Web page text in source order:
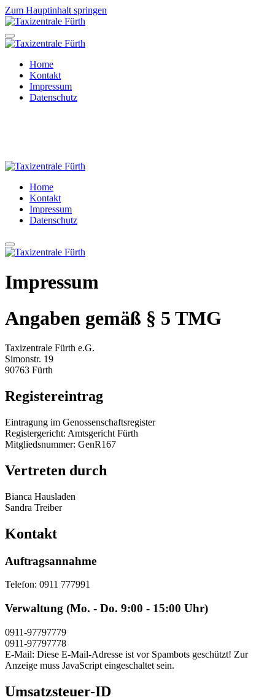
Zum Hauptinhalt springen
Home
Kontakt
Impressum
Datenschutz
Home
Kontakt
Impressum
Datenschutz
Impressum
Angaben gemäß § 5 TMG
Taxizentrale Fürth e.G.
Simonstr. 19
90763 Fürth
Registereintrag
Eintragung im Genossenschaftsregister
Registergericht: Amtsgericht Fürth
Mitgliedsnummer: GenR167
Vertreten durch
Bianca Hausladen
Sandra Treiber
Kontakt
Auftragsannahme
Telefon: 0911 777991
Verwaltung (Mo. - Do. 9:00 - 15:00 Uhr)
0911-97797779
0911-97797778
E-Mail: Diese E-Mail-Adresse ist vor Spambots geschützt! Zur
Anzeige muss JavaScript eingeschaltet sein.
Umsatzsteuer-ID